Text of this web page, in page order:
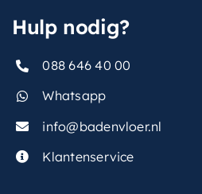
Hulp nodig?
088 646 40 00
Whatsapp
info@badenvloer.nl
Klantenservice